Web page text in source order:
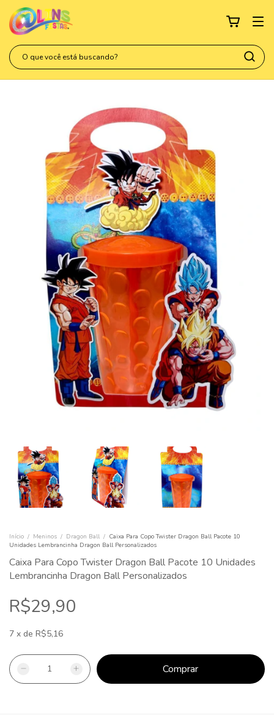
Início / Meninos / Dragon Ball / Caixa Para Copo Twister Dragon Ball Pacote 10
Unidades Lembrancinha Dragon Ball Personalizados
Caixa Para Copo Twister Dragon Ball Pacote 10 Unidades
Lembrancinha Dragon Ball Personalizados
R$29,90
7 x de R$5,16